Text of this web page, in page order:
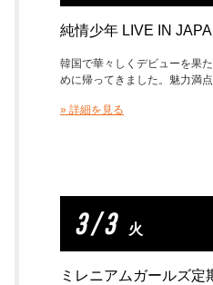
純情少年 LIVE IN
韓国で華々しくデビューを果
めに帰ってきました。魅力満
» 詳細を見る
3 / 3 火
ミレニアムガールズ定